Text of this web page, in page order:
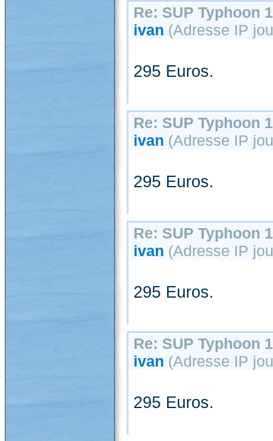
Re: SUP Typhoon
ivan (Adresse IP
295 Euros.
Re: SUP Typhoon
ivan (Adresse IP
295 Euros.
Re: SUP Typhoon
ivan (Adresse IP
295 Euros.
Re: SUP Typhoon
ivan (Adresse IP
295 Euros.